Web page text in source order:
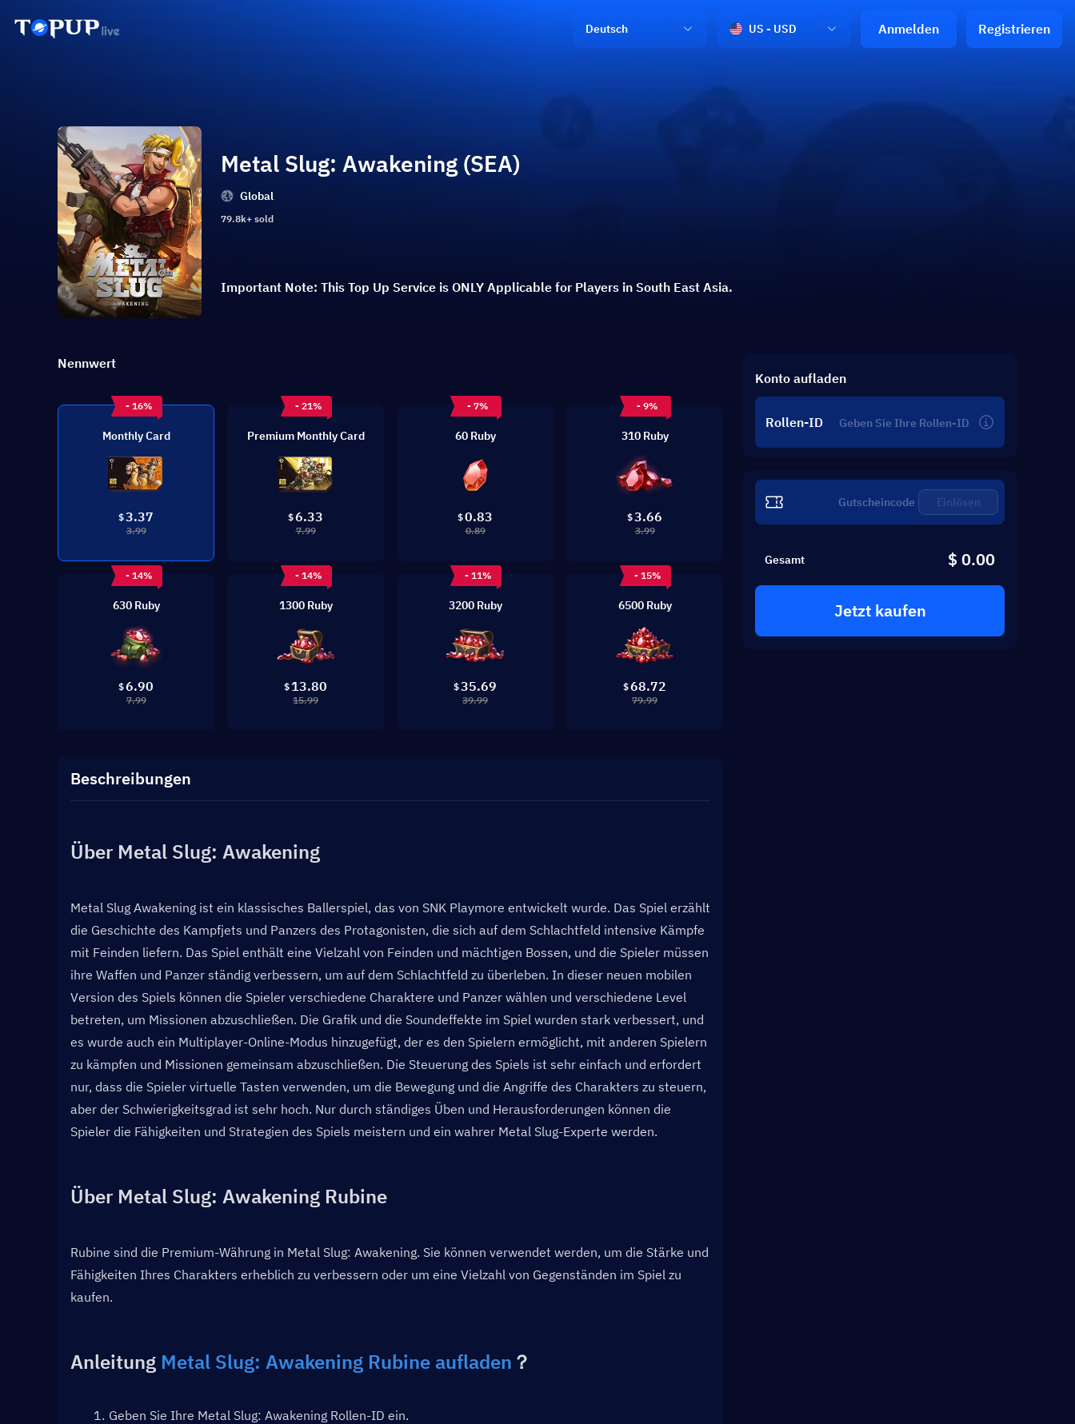
Deutsch US - USD Anmelden Registrieren
Metal Slug: Awakening (SEA)
Global
79.8k+ sold
Important Note: This Top Up Service is ONLY Applicable for Players in South East Asia.
Nennwert
- 16%
Monthly Card
$3.37
3.99
- 21%
Premium Monthly Card
$6.33
7.99
- 7%
60 Ruby
$0.83
0.89
- 9%
310 Ruby
$3.66
3.99
- 14%
630 Ruby
$6.90
7.99
- 14%
1300 Ruby
$ 13.80
15.99
- 11%
3200 Ruby
$35.69
39.99
- 15%
6500 Ruby
$68.72
79.99
Beschreibungen
Über Metal Slug: Awakening
Metal Slug Awakening ist ein klassisches Ballerspiel, das von SNK Playmore entwickelt wurde. Das Spiel erzählt
die Geschichte des Kampfjets und Panzers des Protagonisten, die sich auf dem Schlachtfeld intensive Kämpfe
mit Feinden liefern. Das Spiel enthält eine Vielzahl von Feinden und mächtigen Bossen, und die Spieler müssen
ihre Waffen und Panzer ständig verbessern, um auf dem Schlachtfeld zu überleben. In dieser neuen mobilen
Version des Spiels können die Spieler verschiedene Charaktere und Panzer wählen und verschiedene Level
betreten, um Missionen abzuschließen. Die Grafik und die Soundeffekte im Spiel wurden stark verbessert, und
es wurde auch ein Multiplayer-Online-Modus hinzugefügt, der es den Spielern ermöglicht, mit anderen Spielern
zu kämpfen und Missionen gemeinsam abzuschließen. Die Steuerung des Spiels ist sehr einfach und erfordert
nur, dass die Spieler virtuelle Tasten verwenden, um die Bewegung und die Angriffe des Charakters zu steuern,
aber der Schwierigkeitsgrad ist sehr hoch. Nur durch ständiges Üben und Herausforderungen können die
Spieler die Fähigkeiten und Strategien des Spiels meistern und ein wahrer Metal Slug-Experte werden.
Über Metal Slug: Awakening Rubine
Rubine sind die Premium-Währung in Metal Slug: Awakening. Sie können verwendet werden, um die Stärke und
Fähigkeiten Ihres Charakters erheblich zu verbessern oder um eine Vielzahl von Gegenständen im Spiel zu
kaufen.
Anleitung Metal Slug: Awakening Rubine aufladen ？
Geben Sie Ihre Metal Slug: Awakening Rollen-ID ein.
Konto aufladen
Rollen-ID
Einlösen
Gesamt $ 0.00
Jetzt kaufen